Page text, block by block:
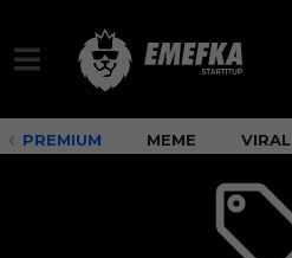
PREMIUM MEME VIRAL